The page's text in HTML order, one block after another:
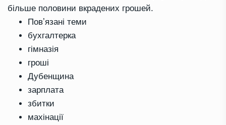
більше половини вкрадених грошей.
Повʼязані теми
бухгалтерка
гімназія
гроші
Дубенщина
зарплата
збитки
махінації